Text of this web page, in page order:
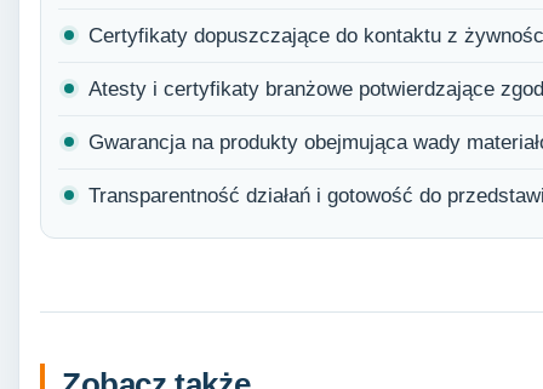
Certyfikaty dopuszczające do kontaktu z
Atesty i certyfikaty branżowe potwierdzające
Gwarancja na produkty obejmująca wady
Transparentność działań i gotowość do